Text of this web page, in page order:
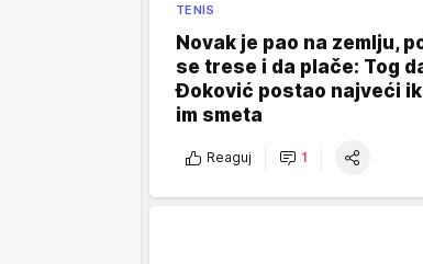
TENIS
Novak je pao na zemlju,
se trese i da plače: Tog
Đoković postao najveći
im smeta
Reaguj 1